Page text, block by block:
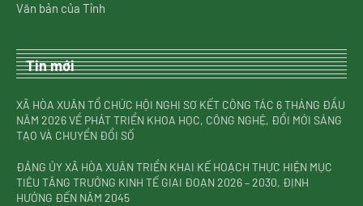
Văn bản của Tỉnh
Tin mới
XÃ HÒA XUÂN TỔ CHỨC HỘI NGHỊ SƠ KẾT CÔNG TÁC 6 THÁNG ĐẦU
NĂM 2026 VỀ PHÁT TRIỂN KHOA HỌC, CÔNG NGHỆ, ĐỔI MỚI SÁNG
TẠO VÀ CHUYỂN ĐỔI SỐ
ĐẢNG ỦY XÃ HÒA XUÂN TRIỂN KHAI KẾ HOẠCH THỰC HIỆN MỤC
TIÊU TĂNG TRƯỞNG KINH TẾ GIAI ĐOẠN 2026 – 2030, ĐỊNH
HƯỚNG ĐẾN NĂM 2045